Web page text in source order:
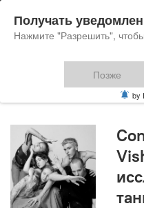
Получать
Нажмите "Разрешить",
Позже
by